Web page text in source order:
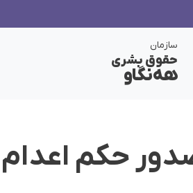
سازمان
حقوق بشری
هەنگاو
حکم